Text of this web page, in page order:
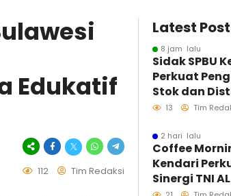
Edukatif
112 Tim Redaksi
Latest Post
8 jam lalu
Sidak SPBU
Perkuat
Stok dan
BBM
13 Tim
2 hari lalu
Coffee
Kendari
Sinergi TNI